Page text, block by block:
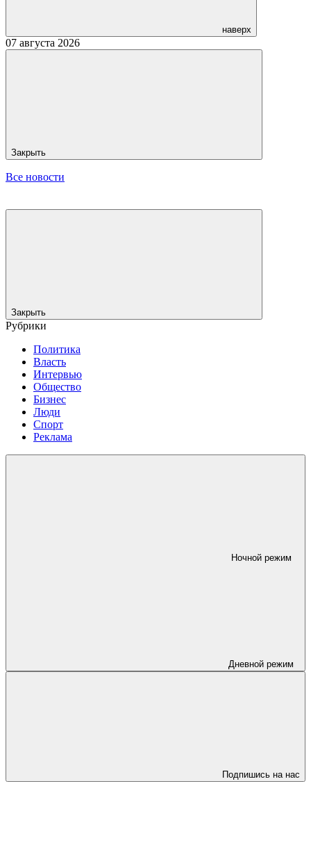
наверх
07 августа 2026
Закрыть
Все новости
Закрыть
Рубрики
Политика
Власть
Интервью
Общество
Бизнес
Люди
Спорт
Реклама
Ночной режим
Дневной режим
Подпишись на нас